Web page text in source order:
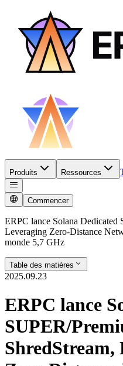
Produits Ressources
Commencer
ERPC lance Solana Dedicated
Leveraging Zero-Distance
monde 5,7 GHz
Table des matières
2025.09.23
ERPC lance
SUPER/
ShredStream,